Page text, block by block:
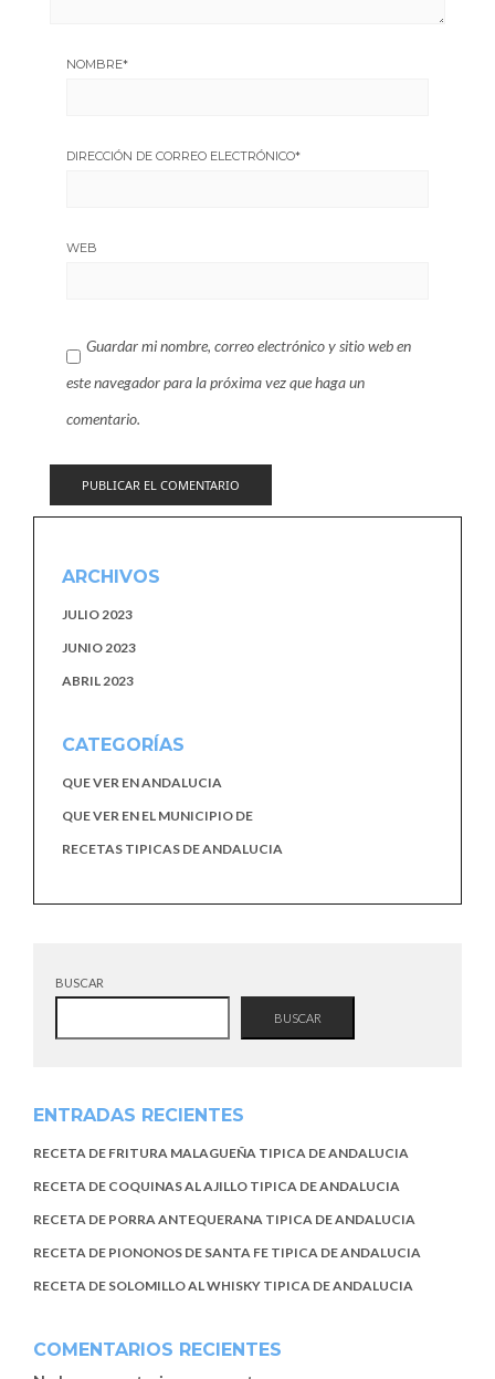
NOMBRE*
DIRECCIÓN DE CORREO ELECTRÓNICO*
WEB
Guardar mi nombre, correo electrónico y sitio web en
este navegador para la próxima vez que haga un
comentario.
ARCHIVOS
JULIO 2023
JUNIO 2023
ABRIL 2023
CATEGORÍAS
QUE VER EN ANDALUCIA
QUE VER EN EL MUNICIPIO DE
RECETAS TIPICAS DE ANDALUCIA
BUSCAR
BUSCAR
ENTRADAS RECIENTES
RECETA DE FRITURA MALAGUEÑA TIPICA DE ANDALUCIA
RECETA DE COQUINAS AL AJILLO TIPICA DE ANDALUCIA
RECETA DE PORRA ANTEQUERANA TIPICA DE ANDALUCIA
RECETA DE PIONONOS DE SANTA FE TIPICA DE ANDALUCIA
RECETA DE SOLOMILLO AL WHISKY TIPICA DE ANDALUCIA
COMENTARIOS RECIENTES